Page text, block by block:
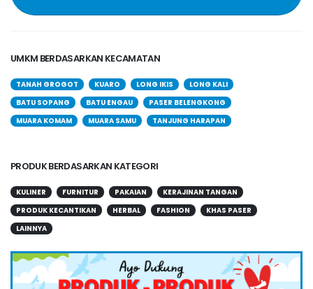
UMKM BERDASARKAN KECAMATAN
TANAH GROGOT KUARO LONG IKIS
LONG KALI
BATU SOPANG
BATU ENGAU
PASER BELENGKONG
MUARA KOMAM
MUARA SAMU TANJUNG HARAPAN
PRODUK BERDASARKAN KATEGORI
KULINER FURNITUR PAKAIAN
KERAJINAN TANGAN
PRODUK KECANTIKAN
HERBAL FASHION
KHAS PASER
LAINNYA